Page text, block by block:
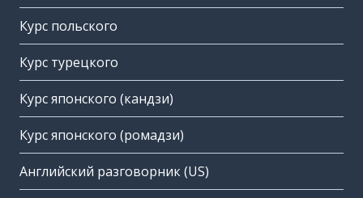
Курс польского
Курс турецкого
Курс японского (кандзи)
Курс японского (ромадзи)
Английский разговорник (US)